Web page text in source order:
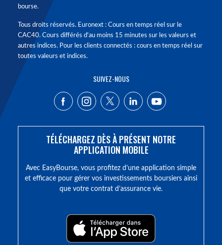
bourse.
Tous droits réservés. Euronext : Cours en temps réel sur le
CAC40. Cours différés d'au moins 15 minutes sur les valeurs et
autres indices. Pour les clients connectés : cours en temps réel sur
toutes valeurs et indices.
SUIVEZ-NOUS
TÉLÉCHARGEZ DÈS À PRÉSENT NOTRE
APPLICATION MOBILE
Avec EasyBourse, vous profitez d’une application simple
et efficace pour gérer vos investissements boursiers ainsi
que votre contrat d’assurance vie.